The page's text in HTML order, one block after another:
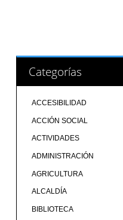
Categorías
ACCESIBILIDAD
ACCIÓN SOCIAL
ACTIVIDADES
ADMINISTRACIÓN
AGRICULTURA
ALCALDÍA
BIBLIOTECA